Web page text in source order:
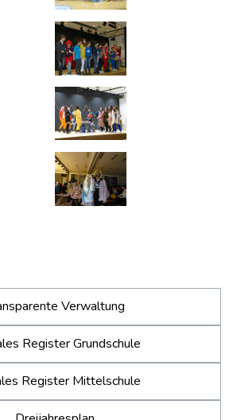
Verwaltung
Register Grundschule
Register Mittelschule